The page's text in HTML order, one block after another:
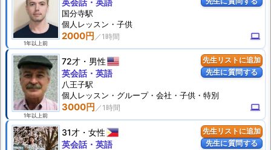
1年以上前
2000円 computer
英会話・英語
国分寺駅
個人 レッスン ・子供
先生リストに追加
先生に質問する
1年以上前
72才 男性
3000円 computer
英会話・英語
八王子駅
個人 レッスン ・グループ・会社・子供・特別
先生リストに追加
先生に質問する
31才 女性
英会話・英語